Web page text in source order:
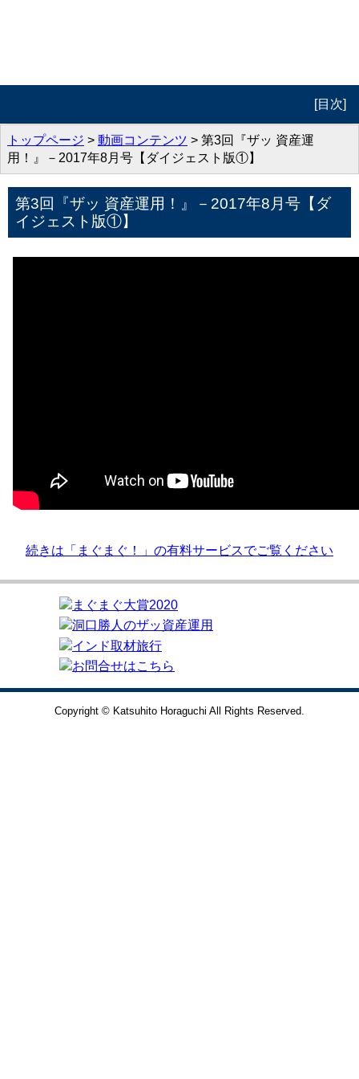
[目次]
トップページ
プロフィール
動画コンテンツ
著作紹介
トップページ > 動画コンテンツ > 第3回『ザッ 資産運
用！』－2017年8月号【ダイジェスト版①】
第3回『ザッ 資産運用！』－2017年8月号【ダ
イジェスト版①】
続きは「まぐまぐ！」の有料サービスでご覧ください
Copyright © Katsuhito Horaguchi All Rights Reserved.